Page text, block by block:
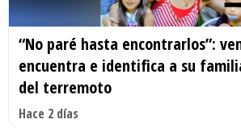
“No paré hasta encontrarlos”:
encuentra e identifica a su
del terremoto
Hace 2 días